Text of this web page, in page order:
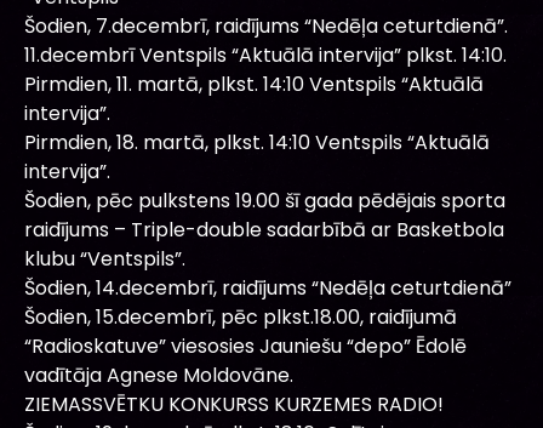
Šodien, 7.decembrī, raidījums “Nedēļa ceturtdienā”.
11.decembrī Ventspils “Aktuālā intervija” plkst. 14:10.
Pirmdien, 11. martā, plkst. 14:10 Ventspils “Aktuālā
intervija”.
Pirmdien, 18. martā, plkst. 14:10 Ventspils “Aktuālā
intervija”.
Šodien, pēc pulkstens 19.00 šī gada pēdējais sporta
raidījums – Triple-double sadarbībā ar Basketbola
klubu “Ventspils”.
Šodien, 14.decembrī, raidījums “Nedēļa ceturtdienā”
Šodien, 15.decembrī, pēc plkst.18.00, raidījumā
“Radioskatuve” viesosies Jauniešu “depo” Ēdolē
vadītāja Agnese Moldovāne.
ZIEMASSVĒTKU KONKURSS KURZEMES RADIO!